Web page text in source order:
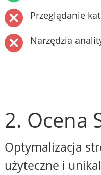
Przeglądanie
Narzędzia
2. Ocena
Optymalizacja
użyteczne i